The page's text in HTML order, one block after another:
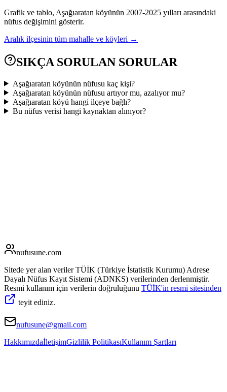
Grafik ve tablo, Aşağıaratan köyünün 2007-2025 yılları arasındaki
nüfus değişimini gösterir.
Aralık ilçesinin tüm mahalle ve köyleri →
SIKÇA SORULAN SORULAR
Aşağıaratan köyünün nüfusu kaç kişi?
Aşağıaratan köyünün nüfusu artıyor mu, azalıyor mu?
Aşağıaratan köyü hangi ilçeye bağlı?
Bu nüfus verisi hangi kaynaktan alınıyor?
nufusune.com
Sitede yer alan veriler TÜİK (Türkiye İstatistik Kurumu) Adrese
Dayalı Nüfus Kayıt Sistemi (ADNKS) verilerinden derlenmiştir.
Resmi kullanım için verilerin doğruluğunu TÜİK'in resmi sitesinden
teyit ediniz.
nufusune@gmail.com
HakkımızdaİletişimGizlilik PolitikasıKullanım Şartları